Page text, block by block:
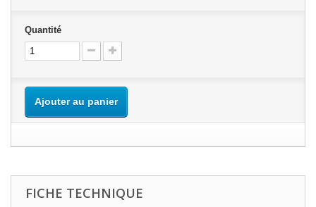
Quantité
Ajouter au panier
FICHE TECHNIQUE